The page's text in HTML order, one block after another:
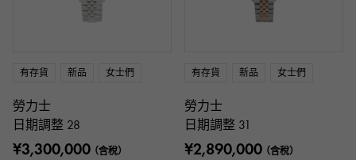
有存貨 新品 女士們
勞力士
日期調整 28
¥3,300,000（含稅）
有存貨 新品 女士們
勞力士
日期調整 31
¥2,890,000（含稅）